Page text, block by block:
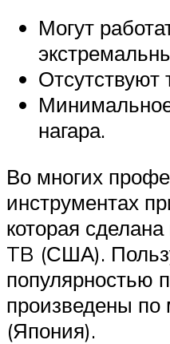
Могут
Отсутствуют
нагара.
Во многих
инструментах
которая
TB (США).
популярностью
произведены по
(Япония).